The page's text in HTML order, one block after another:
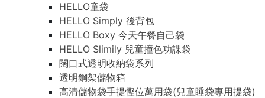
HELLO童袋
HELLO Simply 後背包
HELLO Boxy 今天午餐自己袋
HELLO Slimily 兒童撞色功課袋
闊口式透明收納袋系列
透明鋼架儲物箱
高清儲物袋手提慳位萬用袋(兒童睡袋專用提袋)